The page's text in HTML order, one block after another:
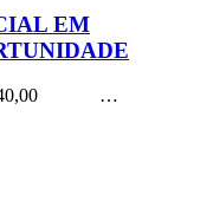
EM
…